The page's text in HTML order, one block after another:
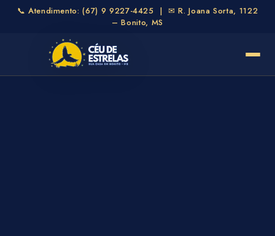
📞 Atendimento:(67) 9 9227-4425 | ✉ R. Joana Sorta, 1122
– Bonito, MS